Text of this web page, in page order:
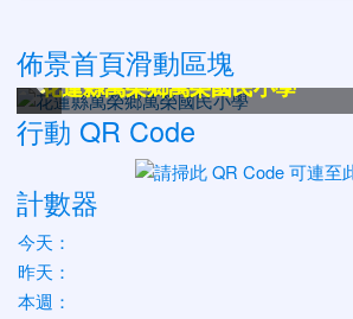
佈景首頁滑動區塊
花蓮縣萬榮鄉萬榮國民小學
花蓮縣萬榮鄉萬榮國民小學
花蓮縣萬榮鄉萬榮國民小學
花蓮縣萬榮鄉萬榮國民小學
花蓮縣萬榮鄉萬榮國民小學
花蓮縣萬榮鄉萬榮國民小學
行動 QR Code
計數器
今天：
昨天：
本週：